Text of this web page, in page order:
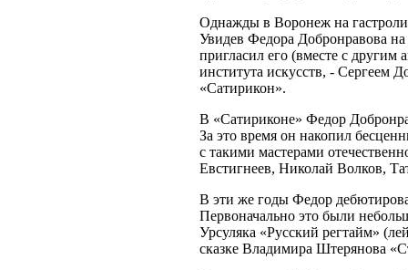
Однажды в Воронеж на
Увидев Федора Добронравова
пригласил его (вместе с другим
института искусств, - Сергеем
«Сатирикон».
В «Сатириконе» Федор
За это время он накопил
с такими мастерами
Евстигнеев, Николай Волков,
В эти же годы Федор
Первоначально это были
Урсуляка «Русский регтайм»
сказке Владимира Штерянова